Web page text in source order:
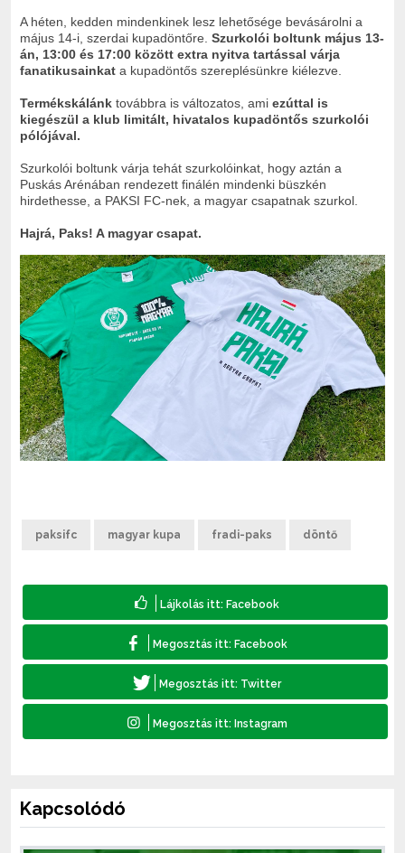
A héten, kedden mindenkinek lesz lehetősége bevásárolni a
május 14-i, szerdai kupadöntőre. Szurkolói boltunk május 13-
án, 13:00 és 17:00 között extra nyitva tartással várja
fanatikusainkat a kupadöntős szereplésünkre kiélezve.
Termékskálánk továbbra is változatos, ami ezúttal is
kiegészül a klub limitált, hivatalos kupadöntős szurkolói
pólójával.
Szurkolói boltunk várja tehát szurkolóinkat, hogy aztán a
Puskás Arénában rendezett finálén mindenki büszkén
hirdethesse, a PAKSI FC-nek, a magyar csapatnak szurkol.
Hajrá, Paks! A magyar csapat.
paksifc magyar kupa fradi-paks döntő
Kapcsolódó